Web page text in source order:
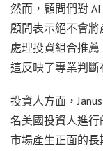
然而，顧問們對
顧問表示絕不會將
處理投資組合推薦
這反映了專業判斷
投資人方面，
名美國投資人進行
市場產生正面的